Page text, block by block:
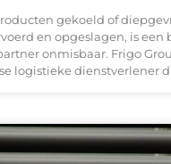
gekoeld of
en opgeslagen, is een
onmisbaar. Frigo
logistieke dienstverlener